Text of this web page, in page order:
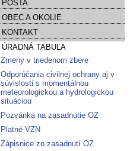
POŠTA
OBEC A OKOLIE
KONTAKT
ÚRADNÁ TABUĽA
Zmeny v triedenom zbere
Odporúčania civilnej ochrany aj v
súvislosti s momentálnou
meteorologickou a hydrologickou
situáciou
Pozvánka na zasadnutie OZ
Platné VZN
Zápisnice zo zasadnutí OZ